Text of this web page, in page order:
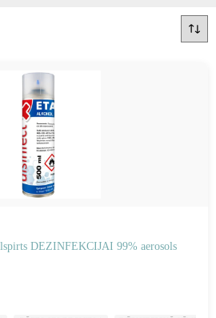
DEZINFEKCIJAI 99% aerosols